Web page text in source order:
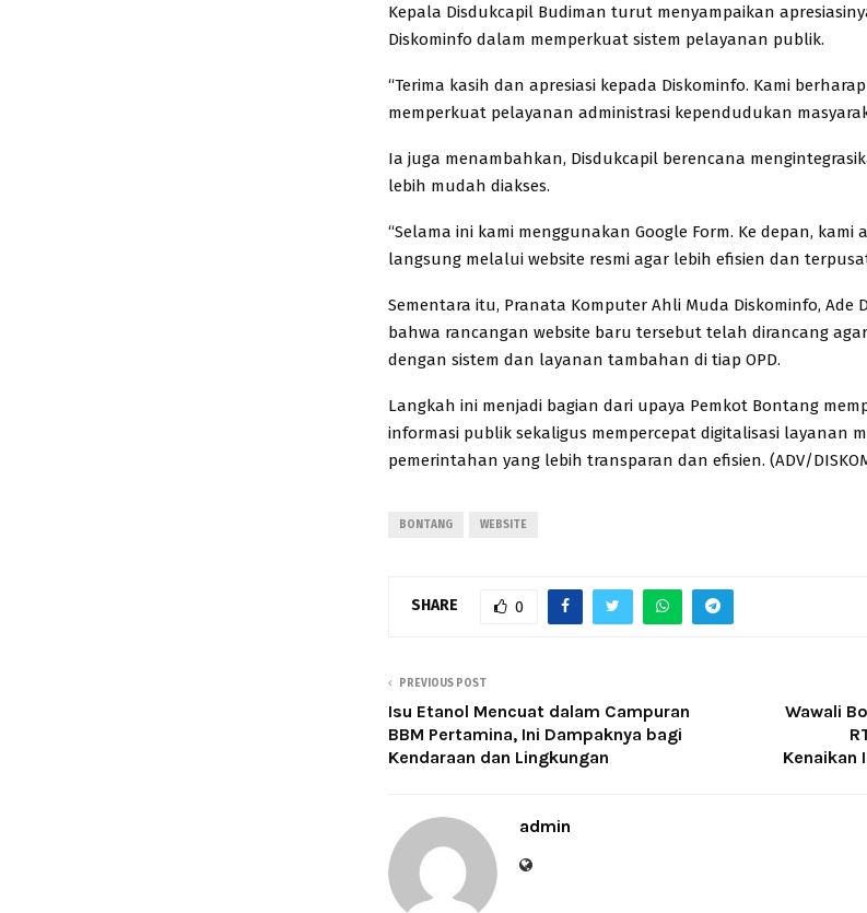
Kepala Disdukcapil Budiman turut menyampaikan
Diskominfo dalam memperkuat sistem pelayanan publik.
“Terima kasih dan apresiasi kepada Diskominfo. Kami
memperkuat pelayanan administrasi kependudukan
Ia juga menambahkan, Disdukcapil berencana
lebih mudah diakses.
“Selama ini kami menggunakan Google Form. Ke depan,
langsung melalui website resmi agar lebih efisien dan
Sementara itu, Pranata Komputer Ahli Muda Diskominfo, Ade
bahwa rancangan website baru tersebut telah dirancang
dengan sistem dan layanan tambahan di tiap OPD.
Langkah ini menjadi bagian dari upaya Pemkot Bontang
informasi publik sekaligus mempercepat digitalisasi layanan
pemerintahan yang lebih transparan dan efisien. (ADV/
BONTANG WEBSITE
SHARE 0
PREVIOUS POST
Isu Etanol Mencuat dalam Campuran
BBM Pertamina, Ini Dampaknya bagi
Kendaraan dan Lingkungan
Wawali
Kenaikan
admin